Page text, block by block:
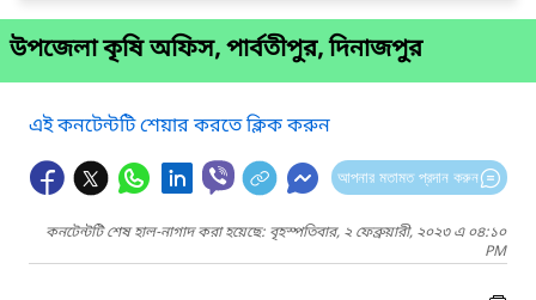
উপজেলা কৃষি অফিস, পার্বতীপুর, দিনাজপুর
এই কনটেন্টটি শেয়ার করতে ক্লিক করুন
আপনার মতামত প্রদান করুন
কনটেন্টটি শেষ হাল-নাগাদ করা হয়েছে: বৃহস্পতিবার, ২ ফেব্রুয়ারী, ২০২৩ এ ০৪:১০
PM